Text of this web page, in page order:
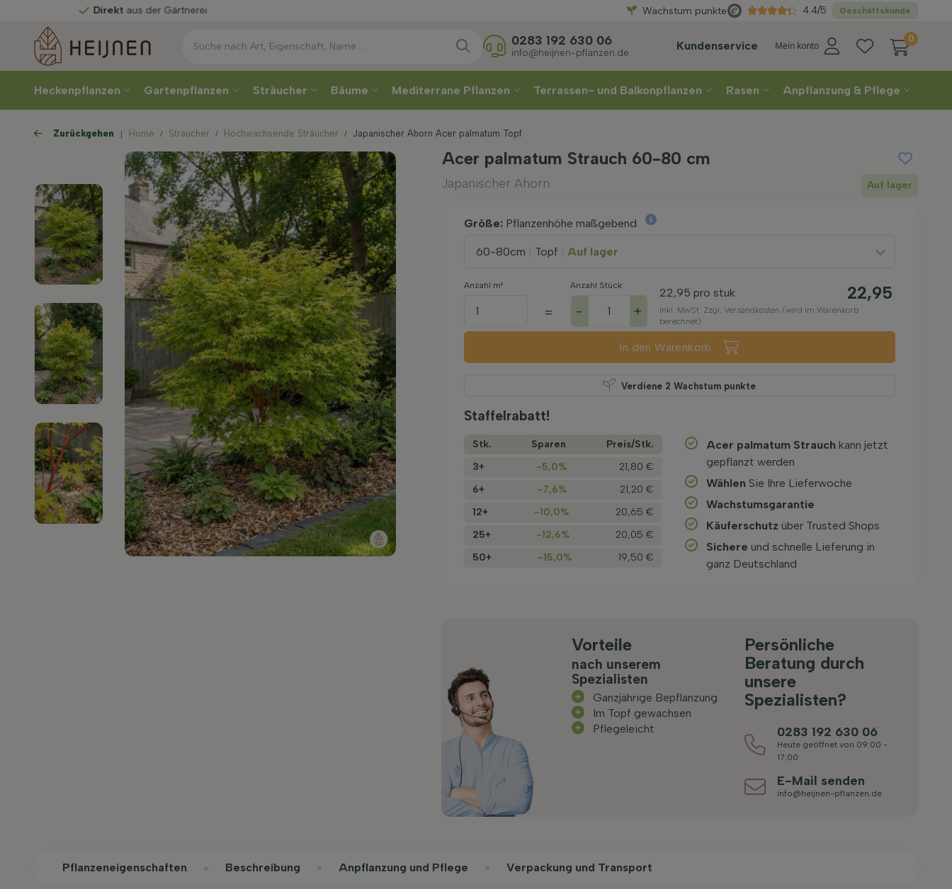
aus der Gärtnerei WählenSie Ihre Lieferwoche
Wachstum punkte Geschäftskunde
4.4/5
Kundenservice Mein konto
0
0283 192 630 06
info@heijnen-pflanzen.de
Heckenpflanzen Gartenpflanzen Sträucher Bäume Mediterrane Pflanzen Terrassen- und Balkonpflanzen Rasen Anpflanzung & Pflege
Zurückgehen Home Sträucher Hochwachsende Sträucher Japanischer Ahorn Acer palmatum Topf
Acer palmatum Strauch 60-80 cm
Japanischer Ahorn Auf lager
Größe: Pflanzenhöhe maßgebend
60-80cm Topf Auf lager
Anzahl m²
=
Anzahl Stück
- +
22,95 pro stuk 22,95
Inkl. MwSt. Zzgl. Versandkosten (wird im Warenkorb
berechnet)
In den Warenkorb
Verdiene 2 Wachstum punkte
Staffelrabatt!
Stk. Sparen
Preis/­Stk.
3+
-5,0%
21,80 €
6+
-7,6%
21,20 €
12+
-10,0%
20,65 €
25+
-12,6%
20,05 €
50+
-15,0% 19,50 €
Acer palmatum Strauch kann jetzt
gepflanzt werden
Wählen Sie Ihre Lieferwoche
Wachstums­garantie
Käuferschutz über Trusted Shops
Sichere und schnelle Lieferung in
ganz Deutschland
Vorteile
nach unserem
Spezialisten
Ganzjährige Bepflanzung
Im Topf gewachsen
Pflegeleicht
Persönliche
Beratung durch
unsere
Spezialisten?
0283 192 630 06
Heute geöffnet von 09:00 -
17:00
E-Mail senden
info@heijnen-pflanzen.de
Pflanzeneigenschaften Beschreibung Anpflanzung und Pflege Verpackung und Transport